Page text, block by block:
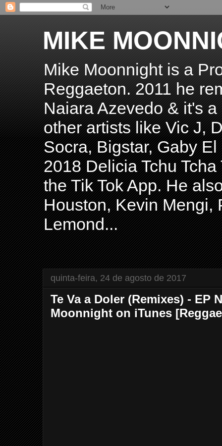
MIKE
Mike Moonnight is a
Reggaeton. 2011 he
Naiara Azevedo & it's
other artists like Vic J,
Socra, Bigstar, Gaby
2018 Delicia Tchu
the Tik Tok App. He
Houston, Kevin Mengi,
Lemond...
quinta-feira, 24 de agosto de 2017
Te Va a Doler (Remixes) - EP
Moonnight on iTunes